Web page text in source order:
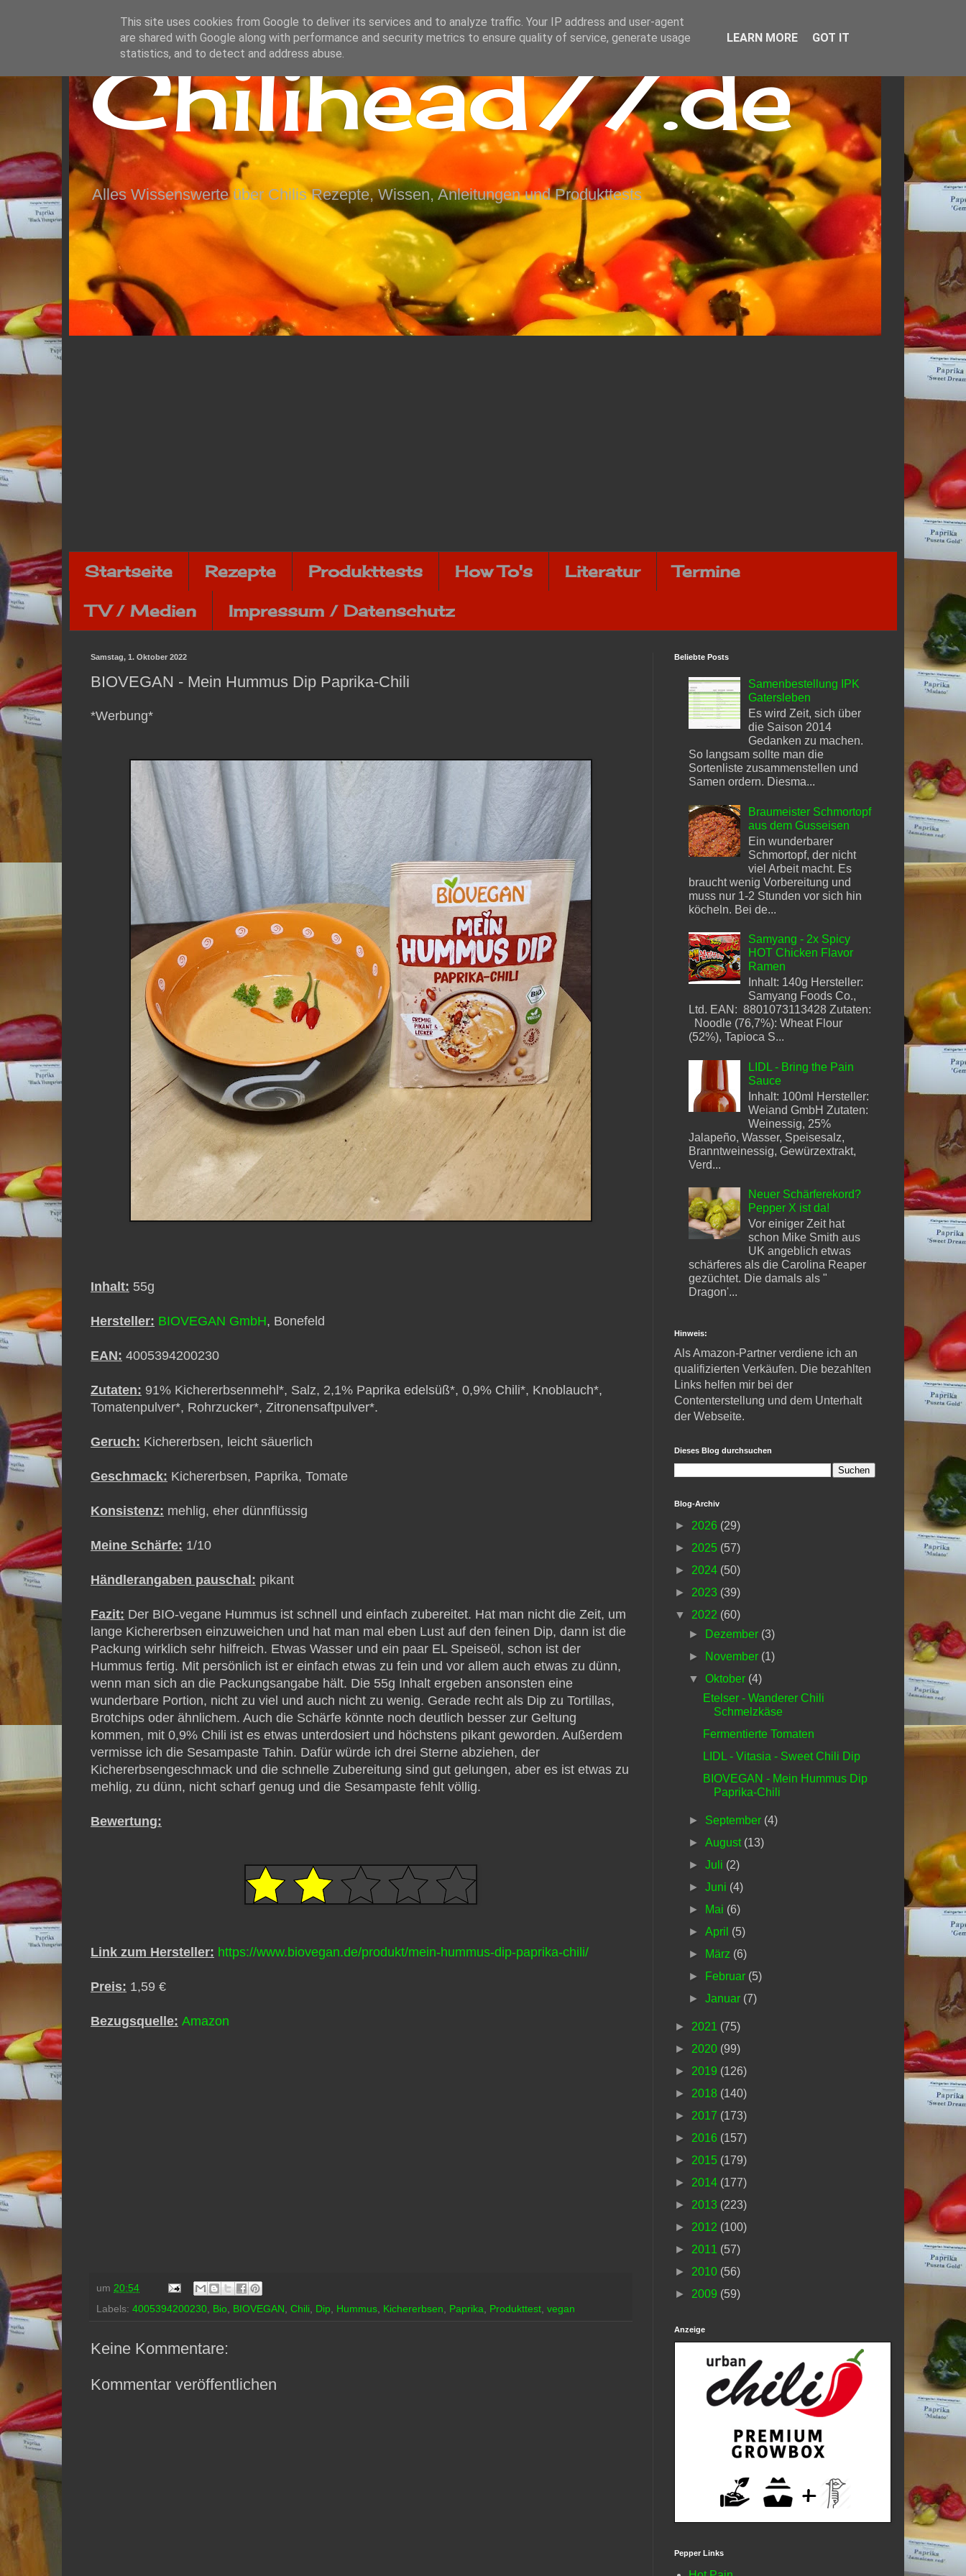
Chilihead77.de
Alles Wissenswerte über Chilis Rezepte, Wissen, Anleitungen und Produkttests
Startseite Rezepte Produkttests How To's Literatur Termine
TV / Medien Impressum / Datenschutz
Samstag, 1. Oktober 2022
BIOVEGAN - Mein Hummus Dip Paprika-Chili
*Werbung*
Inhalt: 55g
Hersteller: BIOVEGAN GmbH, Bonefeld
EAN: 4005394200230
Zutaten: 91% Kichererbsenmehl*, Salz, 2,1% Paprika edelsüß*, 0,9% Chili*, Knoblauch*,
Tomatenpulver*, Rohrzucker*, Zitronensaftpulver*.
Geruch: Kichererbsen, leicht säuerlich
Geschmack: Kichererbsen, Paprika, Tomate
Konsistenz: mehlig, eher dünnflüssig
Meine Schärfe: 1/10
Händlerangaben pauschal: pikant
Fazit: Der BIO-vegane Hummus ist schnell und einfach zubereitet. Hat man nicht die Zeit, um
lange Kichererbsen einzuweichen und hat man mal eben Lust auf den feinen Dip, dann ist die
Packung wirklich sehr hilfreich. Etwas Wasser und ein paar EL Speiseöl, schon ist der
Hummus fertig. Mit persönlich ist er einfach etwas zu fein und vor allem auch etwas zu dünn,
wenn man sich an die Packungsangabe hält. Die 55g Inhalt ergeben ansonsten eine
wunderbare Portion, nicht zu viel und auch nicht zu wenig. Gerade recht als Dip zu Tortillas,
Brotchips oder ähnlichem. Auch die Schärfe könnte noch deutlich besser zur Geltung
kommen, mit 0,9% Chili ist es etwas unterdosiert und höchstens pikant geworden. Außerdem
vermisse ich die Sesampaste Tahin. Dafür würde ich drei Sterne abziehen, der
Kichererbsengeschmack und die schnelle Zubereitung sind gut gelungen, aber es ist etwas zu
mehlig, zu dünn, nicht scharf genug und die Sesampaste fehlt völlig.
Bewertung:
Link zum Hersteller: https://www.biovegan.de/produkt/mein-hummus-dip-paprika-chili/
Preis: 1,59 €
Bezugsquelle: Amazon
um 20:54
Labels: 4005394200230 Bio BIOVEGAN Chili Dip Hummus Kichererbsen Paprika Produkttest vegan
Keine Kommentare:
Kommentar veröffentlichen
Beliebte Posts
Samenbestellung IPK
Gatersleben
Es wird Zeit, sich über
die Saison 2014
Gedanken zu machen.
So langsam sollte man die
Sortenliste zusammenstellen und
Samen ordern. Diesma...
Braumeister Schmortopf
aus dem Gusseisen
Ein wunderbarer
Schmortopf, der nicht
viel Arbeit macht. Es
braucht wenig Vorbereitung und
muss nur 1-2 Stunden vor sich hin
köcheln. Bei de...
Samyang - 2x Spicy
HOT Chicken Flavor
Ramen
Inhalt: 140g Hersteller:
Samyang Foods Co.,
Ltd. EAN: 8801073113428 Zutaten:
Noodle (76,7%): Wheat Flour
(52%), Tapioca S...
LIDL - Bring the Pain
Sauce
Inhalt: 100ml Hersteller:
Weiand GmbH Zutaten:
Weinessig, 25%
Jalapeño, Wasser, Speisesalz,
Branntweinessig, Gewürzextrakt,
Verd...
Neuer Schärferekord?
Pepper X ist da!
Vor einiger Zeit hat
schon Mike Smith aus
UK angeblich etwas
schärferes als die Carolina Reaper
gezüchtet. Die damals als "
Dragon'...
Hinweis:
Als Amazon-Partner verdiene ich an
qualifizierten Verkäufen. Die bezahlten
Links helfen mir bei der
Contenterstellung und dem Unterhalt
der Webseite.
Dieses Blog durchsuchen
Blog-Archiv
► 2026 (29)
► 2025 (57)
► 2024 (50)
► 2023 (39)
▼ 2022 (60)
►
Dezember (3)
►
November (1)
▼Oktober (4)
Etelser - Wanderer Chili
Schmelzkäse
Fermentierte Tomaten
LIDL - Vitasia - Sweet Chili Dip
BIOVEGAN - Mein Hummus Dip
Paprika-Chili
► September (4)
►August (13)
►Juli (2)
►Juni (4)
►
Mai (6)
►April (5)
►
März (6)
►
Februar (5)
►Januar (7)
► 2021 (75)
► 2020 (99)
► 2019 (126)
► 2018 (140)
► 2017 (173)
► 2016 (157)
► 2015 (179)
► 2014 (177)
► 2013 (223)
► 2012 (100)
► 2011 (57)
► 2010 (56)
► 2009 (59)
Anzeige
Pepper Links
This site uses cookies from Google to deliver its services and to analyze traffic. Your IP address and user-agent
are shared with Google along with performance and security metrics to ensure quality of service, generate usage
statistics, and to detect and address abuse.
LEARN MORE GOT IT